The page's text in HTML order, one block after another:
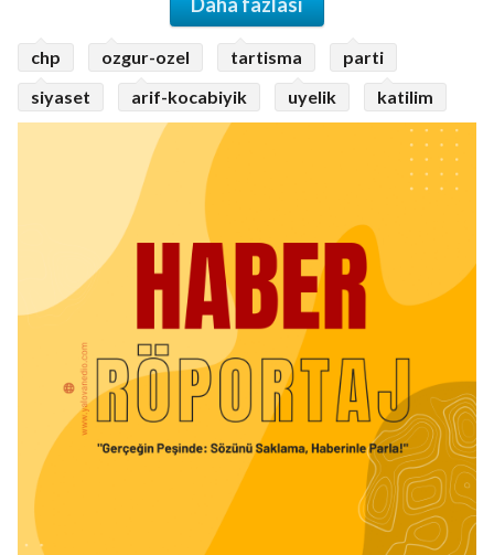
chp ozgur-ozel tartisma
parti
siyaset
arif-kocabiyik uyelik katilim